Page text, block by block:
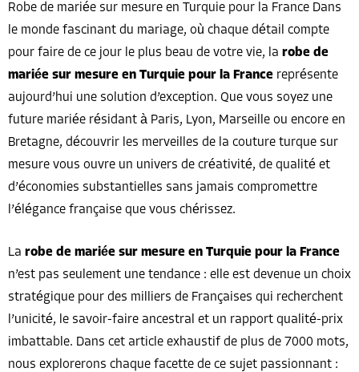
Robe de mariée sur mesure en Turquie pour la France Dans
le monde fascinant du mariage, où chaque détail compte
pour faire de ce jour le plus beau de votre vie, la robe de
mariée sur mesure en Turquie pour la France représente
aujourd’hui une solution d’exception. Que vous soyez une
future mariée résidant à Paris, Lyon, Marseille ou encore en
Bretagne, découvrir les merveilles de la couture turque sur
mesure vous ouvre un univers de créativité, de qualité et
d’économies substantielles sans jamais compromettre
l’élégance française que vous chérissez.
La robe de mariée sur mesure en Turquie pour la France
n’est pas seulement une tendance : elle est devenue un choix
stratégique pour des milliers de Françaises qui recherchent
l’unicité, le savoir-faire ancestral et un rapport qualité-prix
imbattable. Dans cet article exhaustif de plus de 7000 mots,
nous explorerons chaque facette de ce sujet passionnant :